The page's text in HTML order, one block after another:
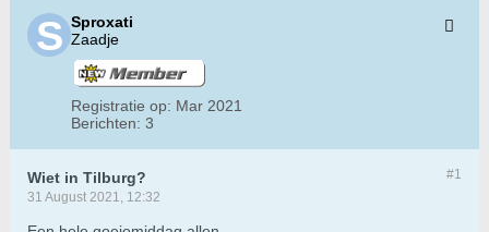
Sproxati
Zaadje
Registratie op: Mar 2021
Berichten: 3
#1
Wiet in Tilburg?
31 August 2021, 12:32